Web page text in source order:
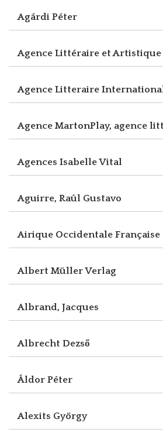
Agárdi Péter
Agence Littéraire et Artistique
Agence Litteraire
Agence MartonPlay, agence
Agences Isabelle Vital
Aguirre, Raúl Gustavo
Airique Occidentale Française
Albert Müller Verlag
Albrand, Jacques
Albrecht Dezső
Áldor Péter
Alexits György